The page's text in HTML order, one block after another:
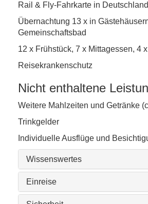
Rail & Fly-Fahrkarte in
Übernachtung 13 x in
Gemeinschaftsbad
12 x Frühstück, 7 x Mittagessen, 4
Reisekrankenschutz
Nicht enthaltene
Weitere Mahlzeiten und Getränke
Trinkgelder
Individuelle Ausflüge und
Wissenswertes
Einreise